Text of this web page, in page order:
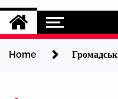
Home